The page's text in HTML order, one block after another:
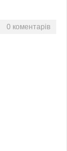
0 коментарів